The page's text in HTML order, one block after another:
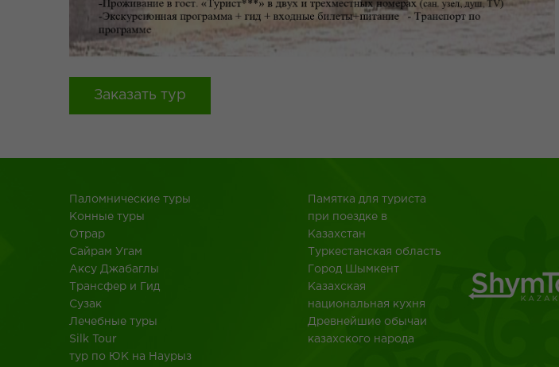
Заказать тур
Паломнические туры
Конные туры
Отрар
Сайрам Угам
Аксу Джабаглы
Трансфер и Гид
Сузак
Лечебные туры
Silk Tour
тур по ЮК на Наурыз
Памятка для туриста
при поездке в
Казахстан
Туркестанская область
Город Шымкент
Казахская
национальная кухня
Древнейшие обычаи
казахского народа